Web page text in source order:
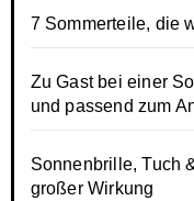
7 Sommerteile, die
Zu Gast bei einer
und passend zum
Sonnenbrille, Tuch
großer Wirkung